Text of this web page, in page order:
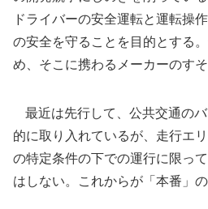
ドライバーの安全運転と運転操
の安全を守ることを目的とする
め、そこに携わるメーカーのすそ
最近は先行して、公共交通の
的に取り入れているが、走行エ
の特定条件の下での運行に限っ
はしない。これからが「本番」